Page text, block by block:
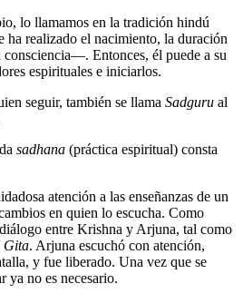
lo llamamos en la tradición hindú
ha realizado el nacimiento, la duración
Entonces, él puede a su
espirituales e iniciarlos.
seguir, también se llama Sadguru al
sadhana (práctica espiritual) consta
atención a las enseñanzas de un
en quien lo escucha. Como
entre Krishna y Arjuna, tal como
Gita. Arjuna escuchó con atención,
y fue liberado. Una vez que se
ya no es necesario.